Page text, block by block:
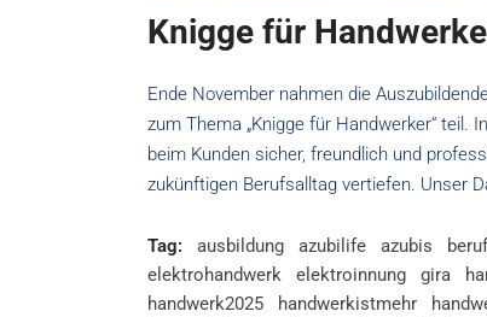
Knigge für
Ende November nahmen die
zum Thema „Knigge für Handwerker“ teil.
beim Kunden sicher, freundlich und
zukünftigen Berufsalltag vertiefen. Unser
Tag: ausbildung azubilife azubis
elektrohandwerk
elektroinnung gira
handwerk2025
handwerkistmehr